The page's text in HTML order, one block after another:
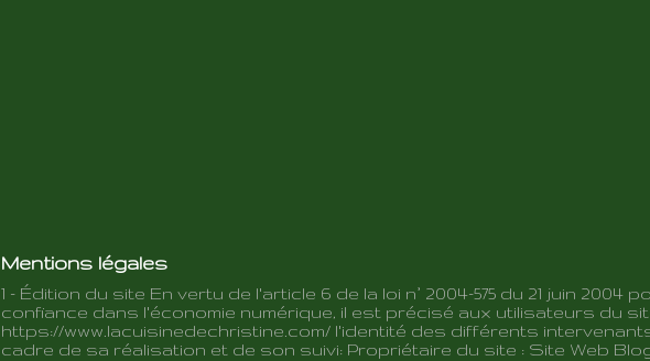
Mentions légales
1 - Édition du site En vertu de l'article 6 de la loi n° 2004-575 du 21 juin 2004
confiance dans l'économie numérique, il est précisé aux utilisateurs du
https://www.lacuisinedechristine.com/ l'identité des différents
cadre de sa réalisation et de son suivi: Propriétaire du site : Site Web